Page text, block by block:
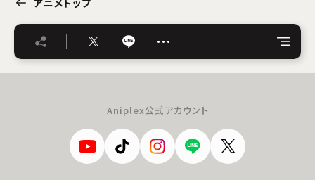
アニメトップ
…
Aniplex公式アカウント